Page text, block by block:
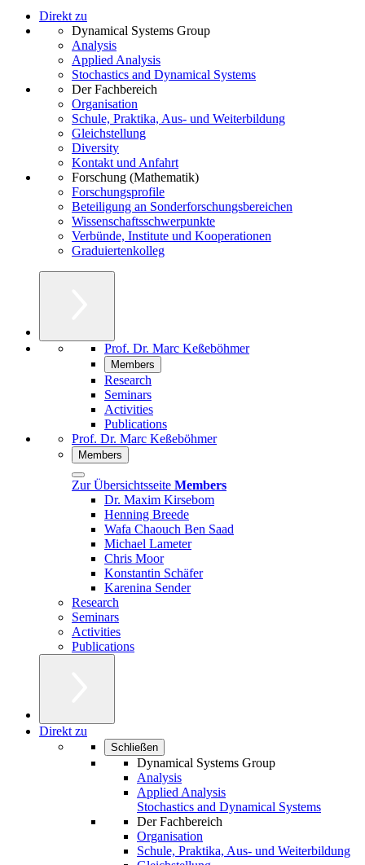
Direkt zu
Dynamical Systems Group
Analysis
Applied Analysis
Stochastics and Dynamical Systems
Der Fachbereich
Organisation
Schule, Praktika, Aus- und Weiterbildung
Gleichstellung
Diversity
Kontakt und Anfahrt
Forschung (Mathematik)
Forschungsprofile
Beteiligung an Sonderforschungsbereichen
Wissenschaftsschwerpunkte
Verbünde, Institute und Kooperationen
Graduiertenkolleg
Prof. Dr. Marc Keßeböhmer
Members
Research
Seminars
Activities
Publications
Prof. Dr. Marc Keßeböhmer
Members
Zur Übersichtsseite Members
Dr. Maxim Kirsebom
Henning Breede
Wafa Chaouch Ben Saad
Michael Lameter
Chris Moor
Konstantin Schäfer
Karenina Sender
Research
Seminars
Activities
Publications
Direkt zu
Schließen
Dynamical Systems Group
Analysis
Applied Analysis
Stochastics and Dynamical Systems
Der Fachbereich
Organisation
Schule, Praktika, Aus- und Weiterbildung